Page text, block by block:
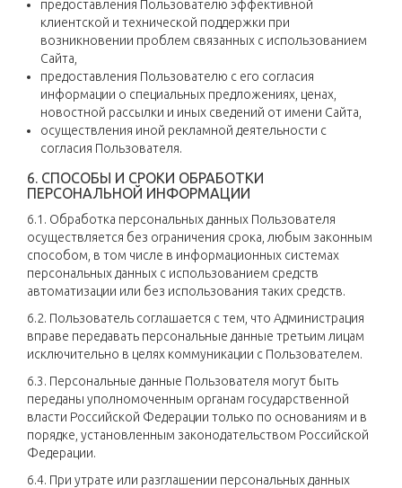
предоставления Пользователю эффективной
клиентской и технической поддержки при
возникновении проблем связанных с использованием
Сайта,
предоставления Пользователю с его согласия
информации о специальных предложениях, ценах,
новостной рассылки и иных сведений от имени Сайта,
осуществления иной рекламной деятельности с
согласия Пользователя.
6. СПОСОБЫ И СРОКИ ОБРАБОТКИ
ПЕРСОНАЛЬНОЙ ИНФОРМАЦИИ
6.1. Обработка персональных данных Пользователя
осуществляется без ограничения срока, любым законным
способом, в том числе в информационных системах
персональных данных с использованием средств
автоматизации или без использования таких средств.
6.2. Пользователь соглашается с тем, что Администрация
вправе передавать персональные данные третьим лицам
исключительно в целях коммуникации с Пользователем.
6.3. Персональные данные Пользователя могут быть
переданы уполномоченным органам государственной
власти Российской Федерации только по основаниям и в
порядке, установленным законодательством Российской
Федерации.
6.4. При утрате или разглашении персональных данных